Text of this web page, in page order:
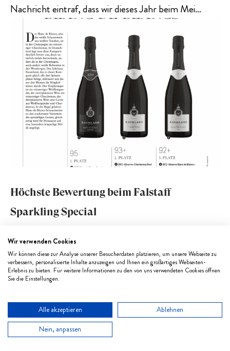
Nachricht eintraf, dass wir dieses Jahr beim Mei…
Höchste Bewertung beim Falstaff
Sparkling Special
„Schaumwein gehört zu den absoluten Boom­
Getränken der letzten Jahre. Das gilt für den König …
Wir verwenden Cookies
Wir können diese zur Analyse unserer Besucherdaten platzieren, um unsere Webseite zu
verbessern, personalisierte Inhalte anzuzeigen und Ihnen ein großartiges Webseiten-
Erlebnis zu bieten. Für weitere Informationen zu den von uns verwendeten Cookies öffnen
Sie die Einstellungen.
Alle akzeptieren
Ablehnen
Nein, anpassen